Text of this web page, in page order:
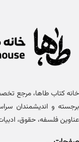
برجسته و اندیشمندان
عناوین فلسفه، حقوق،